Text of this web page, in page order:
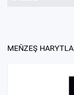
MEŇZEŞ